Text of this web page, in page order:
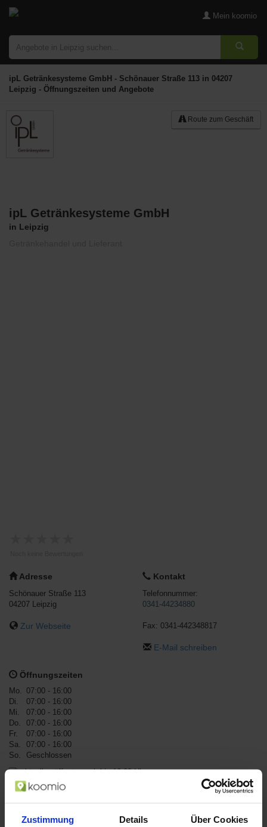
Zustimmung Details Über Cookies
Mein koomio
ipL Getränkesysteme GmbH - Schönauer Straße 113 in 04207
Leipzig - Öffnungszeiten und Angebote
Route zum Geschäft
ipL Getränkesysteme GmbH
in Leipzig
Adresse
Schönauer Straße 113
04207 Leipzig
Zur Webseite
Kontakt
Telefonnummer:
0341-44234880
Fax: 0341-442348817
E-Mail schreiben
Öffnungszeiten
Mo. 07:00 - 16:00
Di.
07:00 - 16:00
Mi.
07:00 - 16:00
Do.
07:00 - 16:00
Fr.
07:00 - 16:00
Sa.
07:00 - 16:00
So.
Geschlossen
aktuell geöffnet - noch bis 16:00 Uhr
Geschäftsinformationen
Mit Kundenparkplatz